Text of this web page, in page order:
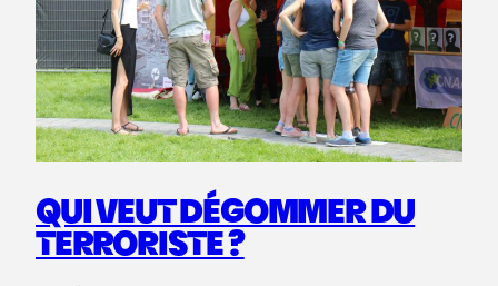
QUI VEUT DÉGOMMER DU
TERRORISTE ?